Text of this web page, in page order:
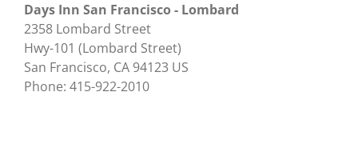
Days Inn San Francisco - Lombard
2358 Lombard Street
Hwy-101 (Lombard Street)
San Francisco, CA 94123 US
Phone: 415-922-2010